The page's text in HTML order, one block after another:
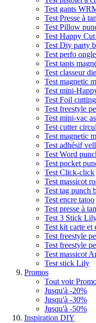
Test gants
Test Presse à
Test Pillow
Test Happy
Test Diy party
Test perfo
Test tapis
Test classeur
Test magnetic
Test mini-
Test Foil
Test freestyle
Test mini-vac
Test cutter
Test magnetic
Test adhésif
Test Word
Test pocket
Test Click-click
Test massicot
Test tag punch
Test encre tatoo
Test presse à
Test 3 Stick
Test kit carte et
Test freestyle
Test freestyle
Test massicot
Test stick Lily
Promos
Tout voir
Jusqu'à -20%
Jusqu'à -30%
Jusqu'à -50%
Inspiration DIY